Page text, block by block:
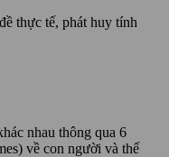
thực tế, phát huy tính
nhau thông qua 6
về con người và thế